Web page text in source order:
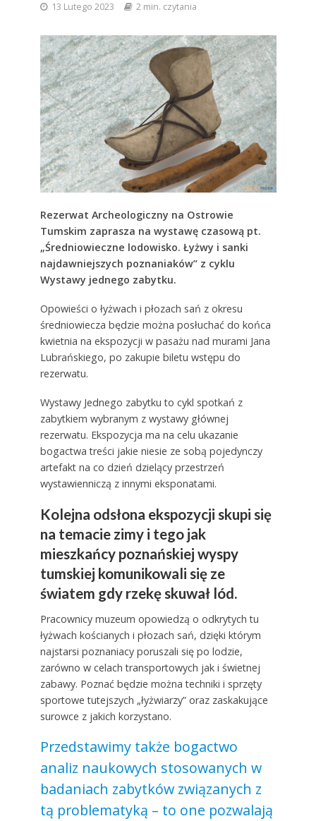
13 Lutego 2023 2 min. czytania
Rezerwat Archeologiczny na Ostrowie
Tumskim zaprasza na wystawę czasową pt.
„Średniowieczne lodowisko. Łyżwy i sanki
najdawniejszych poznaniaków” z cyklu
Wystawy jednego zabytku.
Opowieści o łyżwach i płozach sań z okresu
średniowiecza będzie można posłuchać do końca
kwietnia na ekspozycji w pasażu nad murami Jana
Lubrańskiego, po zakupie biletu wstępu do
rezerwatu.
Wystawy Jednego zabytku to cykl spotkań z
zabytkiem wybranym z wystawy głównej
rezerwatu. Ekspozycja ma na celu ukazanie
bogactwa treści jakie niesie ze sobą pojedynczy
artefakt na co dzień dzielący przestrzeń
wystawienniczą z innymi eksponatami.
Kolejna odsłona ekspozycji skupi się
na temacie zimy i tego jak
mieszkańcy poznańskiej wyspy
tumskiej komunikowali się ze
światem gdy rzekę skuwał lód.
Pracownicy muzeum opowiedzą o odkrytych tu
łyżwach kościanych i płozach sań, dzięki którym
najstarsi poznaniacy poruszali się po lodzie,
zarówno w celach transportowych jak i świetnej
zabawy. Poznać będzie można techniki i sprzęty
sportowe tutejszych „łyżwiarzy” oraz zaskakujące
surowce z jakich korzystano.
Przedstawimy także bogactwo
analiz naukowych stosowanych w
badaniach zabytków związanych z
tą problematyką – to one pozwalają